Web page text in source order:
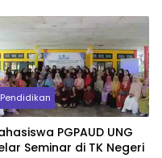
Pendidikan
PGPAUD UNG
Seminar di TK Negeri